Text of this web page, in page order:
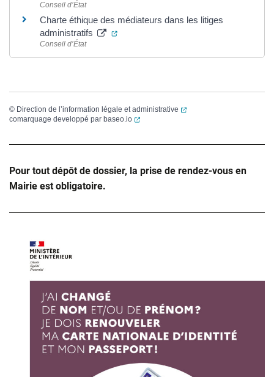
Conseil d’État
Charte éthique des médiateurs dans les litiges
administratifs
(ouverture dans un nouvel onglet)
Conseil d’État
© Direction de l’information légale et administrative
(ouverture dans un
comarquage developpé par baseo.io (ouverture dans un nouvel onglet)
Pour tout dépôt de dossier, la prise de rendez-vous en
Mairie est obligatoire.